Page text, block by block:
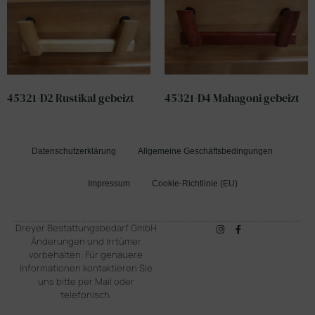
45321-D2 Rustikal gebeizt 45321-D4 Mahagoni gebeizt
Datenschutzerklärung Allgemeine Geschäftsbedingungen
Impressum Cookie-Richtlinie (EU)
Dreyer Bestattungsbedarf GmbH
Änderungen und Irrtümer
vorbehalten. Für genauere
Informationen kontaktieren Sie
uns bitte per Mail oder
telefonisch.